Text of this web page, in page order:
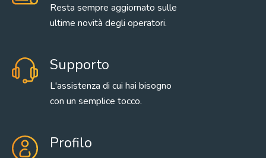
Resta sempre aggiornato sulle
ultime novità degli operatori.
Supporto
L'assistenza di cui hai bisogno
con un semplice tocco.
Profilo